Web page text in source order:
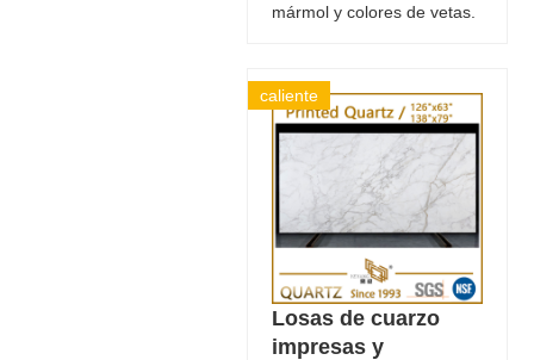
mármol y colores de vetas.
caliente
Losas de cuarzo
impresas y